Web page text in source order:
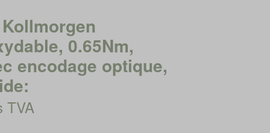
0.65Nm,
encodage optique,
TVA